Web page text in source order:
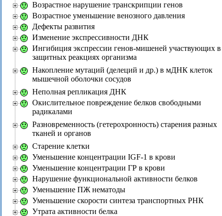
Возрастное нарушение транскрипции генов
Возрастное уменьшение венозного давления
Дефекты развития
Изменение экспрессивности ДНК
Ингибиция экспрессии генов-мишеней участвующих в
защитных реакциях организма
Накопление мутаций (делеций и др.) в мДНК клеток
мышечной оболочки сосудов
Неполная репликация ДНК
Окислительное повреждение белков свободными
радикалами
Разновременность (гетерохронность) старения разных
тканей и органов
Старение клетки
Уменьшение концентрации IGF-1 в крови
Уменьшение концентрации ГР в крови
Нарушение функциональной активности белков
Уменьшение ПЖ нематоды
Уменьшение скорости синтеза транспортных РНК
Утрата активности белка